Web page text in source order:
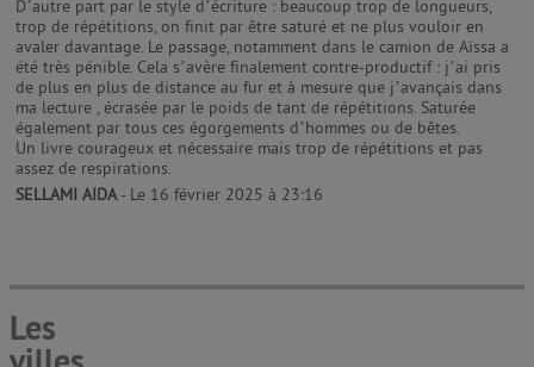
D’autre part par le style d’écriture : beaucoup trop de longueurs,
trop de répétitions, on finit par être saturé et ne plus vouloir en
avaler davantage. Le passage, notamment dans le camion de Aïssa a
été très pénible. Cela s’avère finalement contre-productif : j’ai pris
de plus en plus de distance au fur et à mesure que j’avançais dans
ma lecture , écrasée par le poids de tant de répétitions. Saturée
également par tous ces égorgements d’hommes ou de bêtes.
Un livre courageux et nécessaire mais trop de répétitions et pas
assez de respirations.
SELLAMI AIDA- Le 16 février 2025 à 23:16
Les